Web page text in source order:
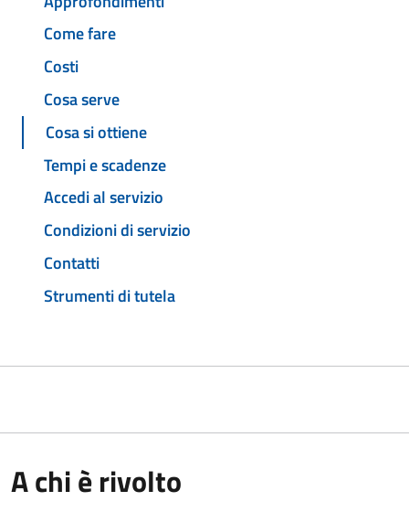
Come fare
Costi
Cosa serve
Cosa si ottiene
Tempi e scadenze
Accedi al servizio
Condizioni di servizio
Contatti
Strumenti di tutela
A chi è rivolto